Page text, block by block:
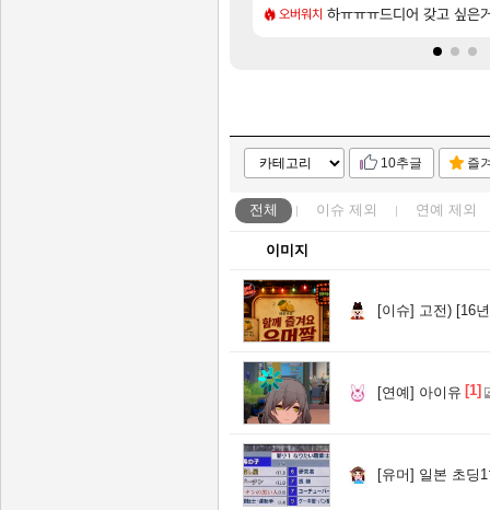
오버워치 하ㅠㅠㅠ드디어 갖고 싶은
리싱크드 리싱크드 1.06 패치노트
10추글 즐
전체 이슈 제외 연예 제외
이미지
[이슈] 고전) [16
[연예] 아이유 [1]
[유머] 일본 초딩